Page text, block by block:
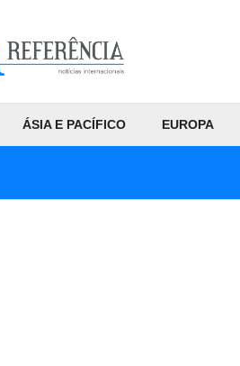
ÁSIA E PACÍFICO EUROPA